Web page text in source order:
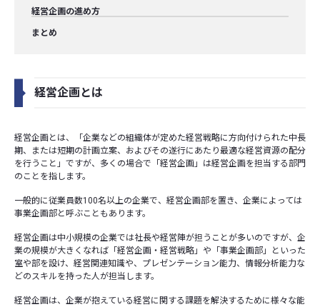
経営企画の進め方
まとめ
経営企画とは
経営企画とは、「企業などの組織体が定めた経営戦略に方向付けられた中長
期、または短期の計画立案、およびその遂行にあたり最適な経営資源の配分
を行うこと」ですが、多くの場合で「経営企画」は経営企画を担当する部門
のことを指します。
一般的に従業員数100名以上の企業で、経営企画部を置き、企業によっては
事業企画部と呼ぶこともあります。
経営企画は中小規模の企業では社長や経営陣が担うことが多いのですが、企
業の規模が大きくなれば「経営企画・経営戦略」や「事業企画部」といった
室や部を設け、経営関連知識や、プレゼンテーション能力、情報分析能力な
どのスキルを持った人が担当します。
経営企画は、企業が抱えている経営に関する課題を解決するために様々な能